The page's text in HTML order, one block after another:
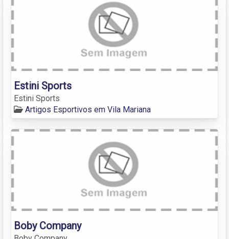
Estini Sports
Estini Sports
Artigos Esportivos em Vila Mariana
Boby Company